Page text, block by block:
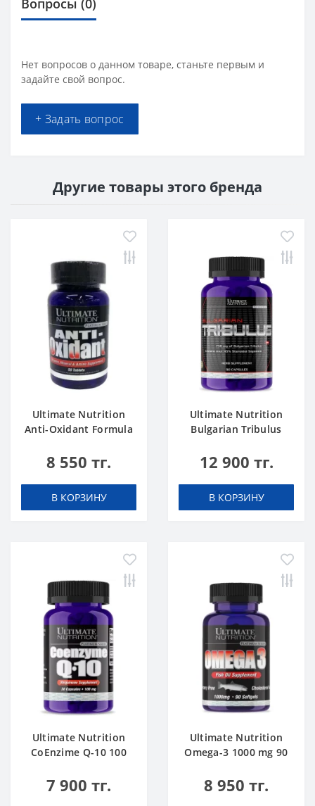
Вопросы (0)
Нет вопросов о данном товаре, станьте первым и
задайте свой вопрос.
+ Задать вопрос
Другие товары этого бренда
Ultimate Nutrition
Anti-Oxidant Formula
8 550 тг.
В КОРЗИНУ
Ultimate Nutrition
Bulgarian Tribulus
12 900 тг.
В КОРЗИНУ
Ultimate Nutrition
CoEnzime Q-10 100
7 900 тг.
Ultimate Nutrition
Omega-3 1000 mg 90
8 950 тг.